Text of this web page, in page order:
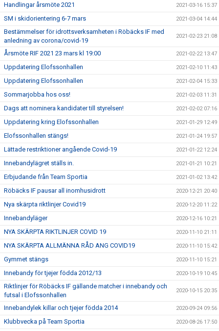
Handlingar årsmöte 2021 2021-03-16 15:37
SM i skidorientering 6-7 mars 2021-03-04 14:44
Bestämmelser för idrottsverksamheten i Röbäcks IF med
anledning av corona/covid-19
2021-02-23 21:08
Årsmöte RIF 2021 23 mars kl 19:00 2021-02-22 13:47
Uppdatering Elofssonhallen 2021-02-10 11:43
Uppdatering Elofssonhallen 2021-02-04 15:33
Sommarjobba hos oss! 2021-02-03 11:31
Dags att nominera kandidater till styrelsen! 2021-02-02 07:16
Uppdatering kring Elofssonhallen 2021-01-29 12:49
Elofssonhallen stängs! 2021-01-24 19:57
Lättade restriktioner angående Covid-19 2021-01-22 12:24
Innebandylägret ställs in. 2021-01-21 10:21
Erbjudande från Team Sportia 2021-01-02 13:42
Röbäcks IF pausar all inomhusidrott 2020-12-21 20:40
Nya skärpta riktlinjer Covid19 2020-12-20 11:22
Innebandyläger 2020-12-16 10:21
NYA SKÄRPTA RIKTLINJER COVID 19 2020-11-10 21:11
NYA SKÄRPTA ALLMÄNNA RÅD ANG COVID19 2020-11-10 15:42
Gymmet stängs 2020-11-10 15:21
Innebandy för tjejer födda 2012/13 2020-10-19 10:45
Riktlinjer för Röbäcks IF gällande matcher i innebandy och
futsal i Elofssonhallen
2020-10-15 20:35
Innebandylek killar och tjejer födda 2014 2020-09-24 09:56
Klubbvecka på Team Sportia 2020-08-26 17:50